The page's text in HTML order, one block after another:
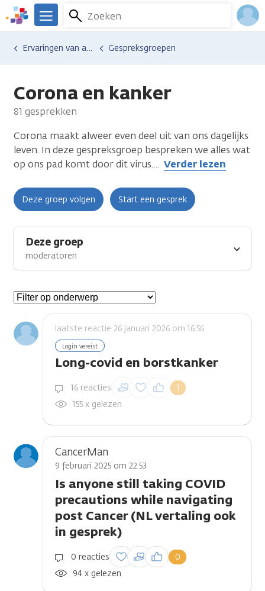
Overslaan
en
naar
We
er
Kanker.nl
Zoeken
Menu
Ervaringen van anderen Gespreksgroepen
Corona en kanker
81 gesprekken
Corona maakt alweer even deel uit van ons dagelijks
leven. In deze gespreksgroep bespreken we alles wat
op ons pad komt door dit virus.… Verder lezen
Deze groep volgen Start een gesprek
Deze groep
moderatoren
Gespreksonderwerpen
laatste reactie 26 januari 2026 om 16.56
Login vereist
Long-covid en borstkanker
16 reacties 1
Inloggen om een
reactie te plaatsen
155 x gelezen
CancerMan
9 februari 2025 om 22.53
Is anyone still taking COVID
precautions while navigating
post Cancer (NL vertaling ook
in gesprek)
0 reacties 0
Inloggen om een
reactie te plaatsen
94 x gelezen